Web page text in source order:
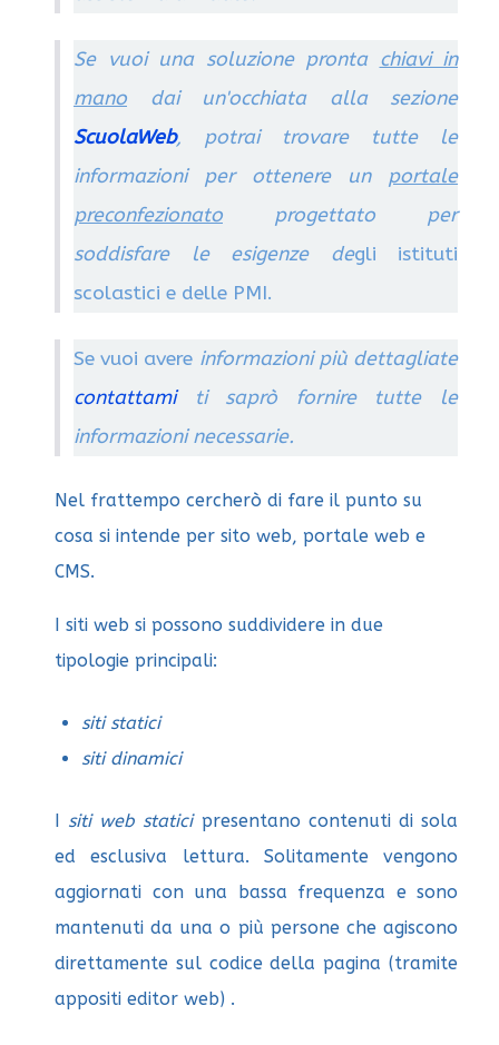
Se vuoi una soluzione pronta chiavi in
mano dai un'occhiata alla sezione
ScuolaWeb, potrai trovare tutte le
informazioni per ottenere un portale
preconfezionato progettato per
soddisfare le esigenze degli istituti
scolastici e delle PMI.
Se vuoi avere informazioni più dettagliate
contattamiti saprò fornire tutte le
informazioni necessarie.
Nel frattempo cercherò di fare il punto su
cosa si intende per sito web, portale web e
CMS.
I siti web si possono suddividere in due
tipologie principali:
siti statici
siti dinamici
I siti web staticipresentano contenuti di sola
ed esclusiva lettura. Solitamente vengono
aggiornati con una bassa frequenza e sono
mantenuti da una o più persone che agiscono
direttamente sul codice della pagina (tramite
appositi editor web) .